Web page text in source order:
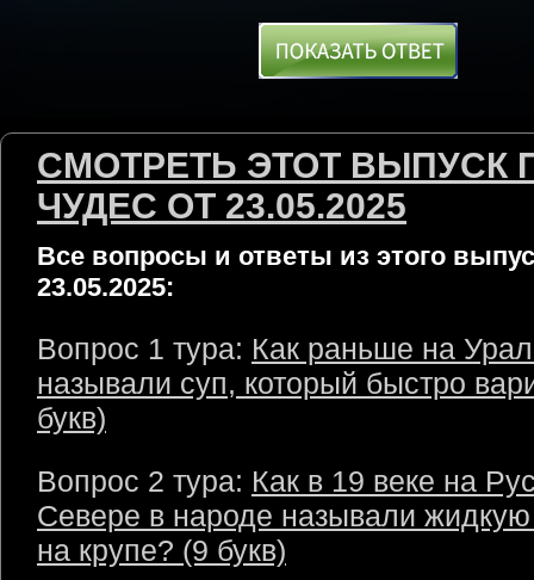
СМОТРЕТЬ ЭТОТ ВЫПУСК
ЧУДЕС ОТ 23.05.2025
Все вопросы и ответы из этого
23.05.2025:
Вопрос 1 тура: Как раньше на
называли суп, который быстро
букв)
Вопрос 2 тура: Как в 19 веке на
Севере в народе называли жидкую
на крупе? (9 букв)